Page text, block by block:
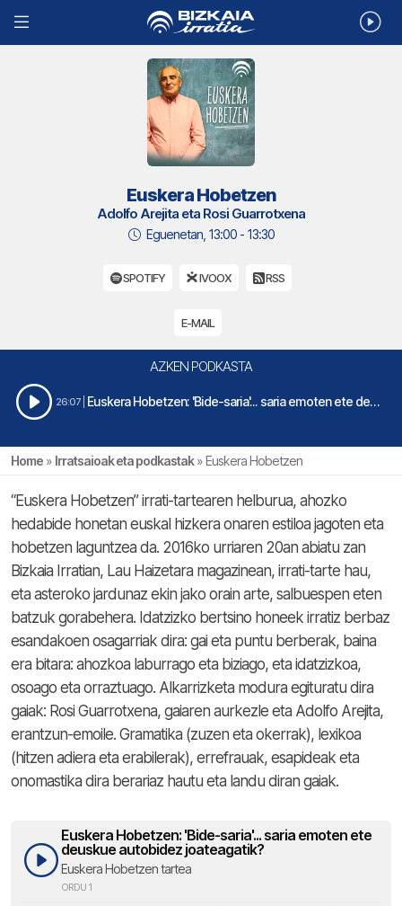
Euskera Hobetzen
Adolfo Arejita eta Rosi Guarrotxena
Eguenetan, 13:00 - 13:30
SPOTIFY IVOOX RSS
E-MAIL
AZKEN PODKASTA
26:07 Euskera Hobetzen: 'Bide-saria'... saria emoten ete deuskue autobidez joateagatik?
Home » Irratsaioak eta podkastak»Euskera Hobetzen
“Euskera Hobetzen” irrati-tartearen helburua, ahozko
hedabide honetan euskal hizkera onaren estiloa jagoten eta
hobetzen laguntzea da. 2016ko urriaren 20an abiatu zan
Bizkaia Irratian, Lau Haizetara magazinean, irrati-tarte hau,
eta asteroko jardunaz ekin jako orain arte, salbuespen eten
batzuk gorabehera. Idatzizko bertsino honeek irratiz berbaz
esandakoen osagarriak dira: gai eta puntu berberak, baina
era bitara: ahozkoa laburrago eta biziago, eta idatzizkoa,
osoago eta orraztuago. Alkarrizketa modura egituratu dira
gaiak: Rosi Guarrotxena, gaiaren aurkezle eta Adolfo Arejita,
erantzun-emoile. Gramatika (zuzen eta okerrak), lexikoa
(hitzen adiera eta erabilerak), errefrauak, esapideak eta
onomastika dira berariaz hautu eta landu diran gaiak.
Euskera Hobetzen: 'Bide-saria'... saria emoten ete
deuskue autobidez joateagatik?
Euskera Hobetzen tartea
ORDU 1